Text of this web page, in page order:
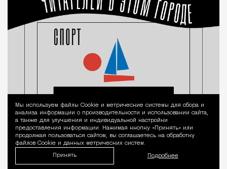
Уведомление
Мы используем файлы Сookie и метрические системы для сбора и
анализа информации о производительности и использовании сайта,
а также для улучшения и индивидуальной настройки
предоставления информации. Нажимая кнопку «Принять» или
продолжая пользоваться сайтом, вы соглашаетесь на обработку
файлов Cookie и данных метрических систем.
Принять Подробнее